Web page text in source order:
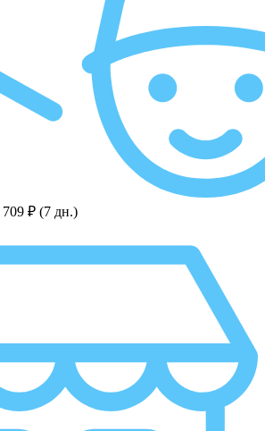
709 ₽ (7 дн.)